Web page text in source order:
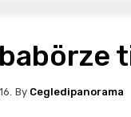
By Cegledipanorama